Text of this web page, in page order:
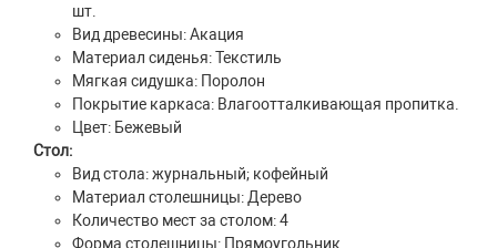
шт.
Вид древесины: Акация
Материал сиденья: Текстиль
Мягкая сидушка: Поролон
Покрытие каркаса: Влагоотталкивающая пропитка.
Цвет: Бежевый
Стол:
Вид стола: журнальный; кофейный
Материал столешницы: Дерево
Количество мест за столом: 4
Форма столешницы: Прямоугольник